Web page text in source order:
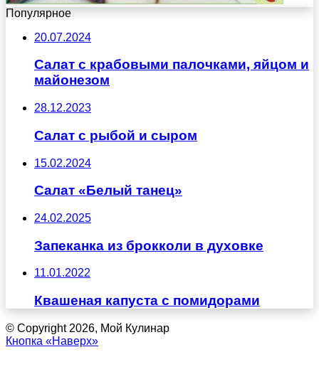
Популярное
20.07.2024
Салат с крабовыми палочками, яйцом и
майонезом
28.12.2023
Салат с рыбой и сыром
15.02.2024
Салат «Белый танец»
24.02.2025
Запеканка из брокколи в духовке
11.01.2022
Квашеная капуста с помидорами
© Copyright 2026, Мой Кулинар
Кнопка «Наверх»